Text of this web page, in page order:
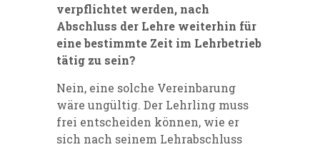
verpflichtet werden, nach
Abschluss der Lehre weiterhin für
eine bestimmte Zeit im Lehrbetrieb
tätig zu sein?
Nein, eine solche Vereinbarung
wäre ungültig. Der Lehrling muss
frei entscheiden können, wie er
sich nach seinem Lehrabschluss